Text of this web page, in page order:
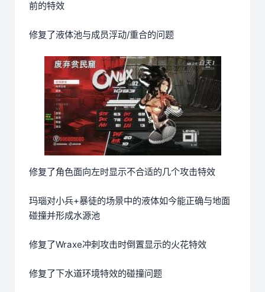
前的特效
修复了液体池与成员浮动/重合的问题
修复了角色面向左时显示不合适的几个攻击特效
玛瑙对小兵+暴徒的场景中的液体如今能正确与地面
碰撞并形成水源池
修复了Wraxe冲刺攻击时倒置显示的火花特效
修复了下水道环境特效的碰撞问题